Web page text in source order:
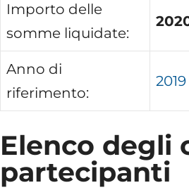
Importo delle
somme liquidate:
Anno di
riferimento:
2019
Elenco degli
partecipanti